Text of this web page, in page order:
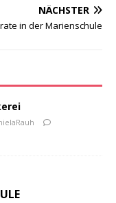
NÄCHSTER
in der Marienschule